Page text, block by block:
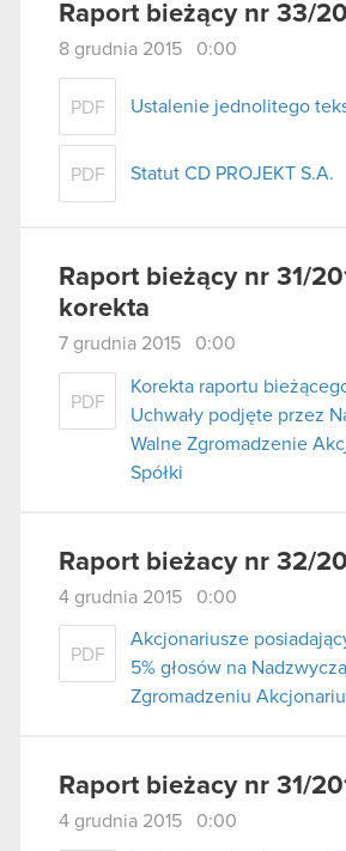
Raport bieżący nr 33/
8 grudnia 2015 0:00
PDF Ustalenie jednolitego
PDF Statut CD PROJEKT S.A.
Raport bieżący nr 31/
korekta
7 grudnia 2015 0:00
PDF
Korekta raportu
Uchwały podjęte przez
Walne Zgromadzenie
Spółki
Raport bieżacy nr 32/
4 grudnia 2015 0:00
PDF
Akcjonariusze
5% głosów na
Zgromadzeniu
Raport bieżacy nr 31/
4 grudnia 2015 0:00